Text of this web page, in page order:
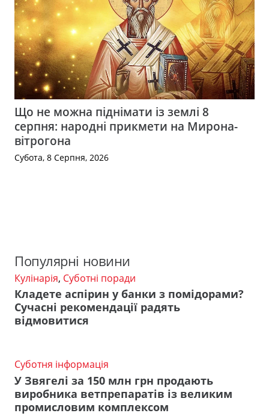
Що не можна піднімати із землі 8
серпня: народні прикмети на Мирона-
вітрогона
Субота, 8 Серпня, 2026
Популярні новини
Кулінарія, Суботні поради
Кладете аспірин у банки з помідорами?
Сучасні рекомендації радять
відмовитися
Суботня інформація
У Звягелі за 150 млн грн продають
виробника ветпрепаратів із великим
промисловим комплексом